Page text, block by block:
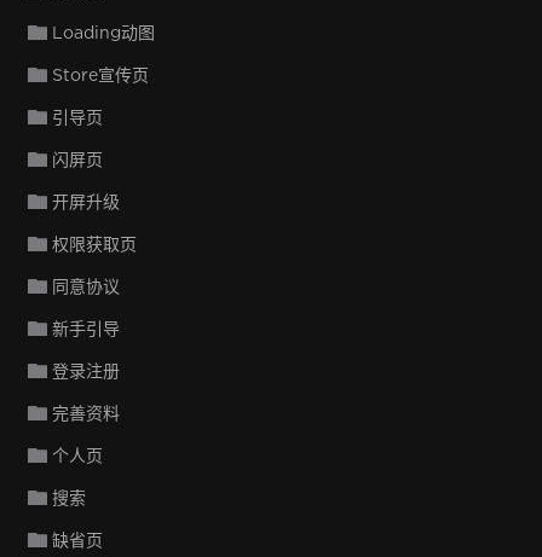
Loading动图
Store宣传页
引导页
闪屏页
开屏升级
权限获取页
同意协议
新手引导
登录注册
完善资料
个人页
搜索
缺省页